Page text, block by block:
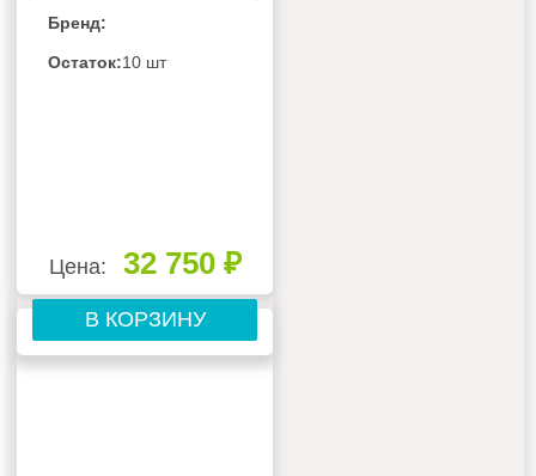
Бренд:
Остаток:10 шт
Цена: 32 750 ₽
В КОРЗИНУ